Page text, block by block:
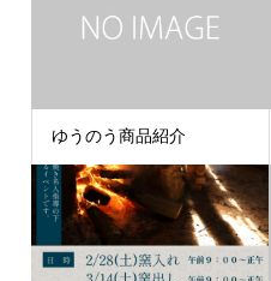
ゆうのう商品紹介